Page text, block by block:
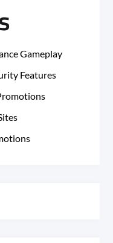
Gameplay
Features